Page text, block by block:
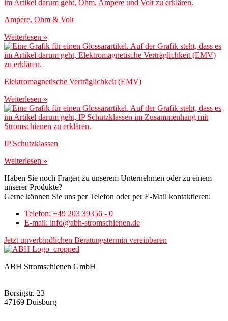
Ampere, Ohm & Volt
Weiterlesen »
Elektromagnetische Verträglichkeit (EMV)
Weiterlesen »
IP Schutzklassen
Weiterlesen »
Haben Sie noch Fragen zu unserem Unternehmen oder zu einem
unserer Produkte?
Gerne können Sie uns per Telefon oder per E-Mail kontaktieren:
Telefon: +49 203 39356 - 0
E-mail: info@abh-stromschienen.de
Jetzt unverbindlichen Beratungstermin vereinbaren
ABH Stromschienen GmbH
Borsigstr. 23
47169 Duisburg